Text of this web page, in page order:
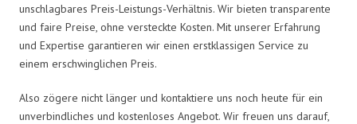
unschlagbares Preis-Leistungs-Verhältnis. Wir bieten transparente
und faire Preise, ohne versteckte Kosten. Mit unserer Erfahrung
und Expertise garantieren wir einen erstklassigen Service zu
einem erschwinglichen Preis.
Also zögere nicht länger und kontaktiere uns noch heute für ein
unverbindliches und kostenloses Angebot. Wir freuen uns darauf,